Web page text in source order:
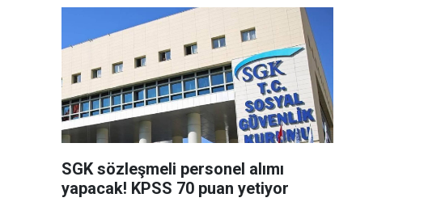
SGK sözleşmeli personel alımı
yapacak! KPSS 70 puan yetiyor